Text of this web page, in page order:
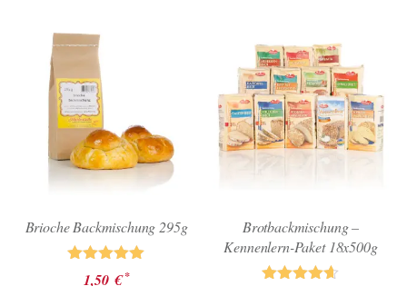
Brioche Backmischung 295g
Bewertet mit
1,50 € *
Brotbackmischung –
Kennenlern-Paket 18x500g